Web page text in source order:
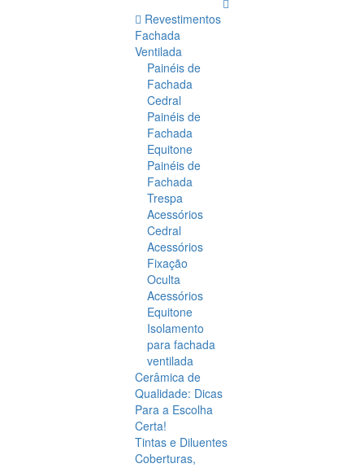
Revestimentos
Fachada
Ventilada
Painéis de
Fachada
Cedral
Painéis de
Fachada
Equitone
Painéis de
Fachada
Trespa
Acessórios
Cedral
Acessórios
Fixação
Oculta
Acessórios
Equitone
Isolamento
para fachada
ventilada
Cerâmica de
Qualidade: Dicas
Para a Escolha
Certa!
Tintas e Diluentes
Coberturas,